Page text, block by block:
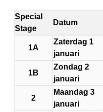
Special
Stage
Datum
1A
Zaterdag 1
januari
1B
Zondag 2
januari
2
Maandag 3
januari